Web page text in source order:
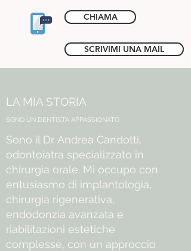
CHIAMA
SCRIVIMI UNA MAIL
LA MIA STORIA
SONO UN DENTISTA APPASSIONATO
Sono il Dr. Andrea Candotti,
odontoiatra specializzato in
chirurgia orale. Mi occupo con
entusiasmo di implantologia,
chirurgia rigenerativa,
endodonzia avanzata e
riabilitazioni estetiche
complesse, con un approccio